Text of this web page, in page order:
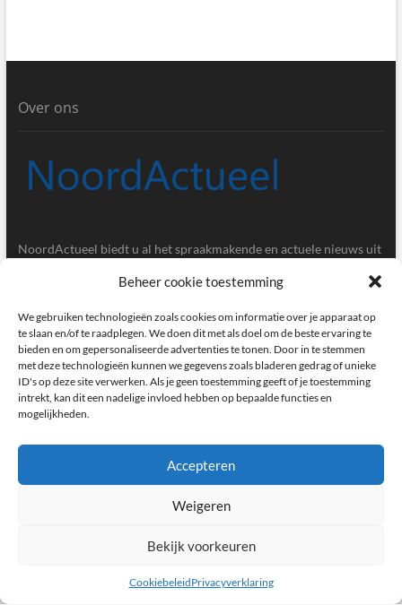
Beheer cookie toestemming
We gebruiken technologieën zoals cookies om informatie over je apparaat op
te slaan en/of te raadplegen. We doen dit met als doel om de beste ervaring te
bieden en om gepersonaliseerde advertenties te tonen. Door in te stemmen
met deze technologieën kunnen we gegevens zoals bladeren gedrag of unieke
ID's op deze site verwerken. Als je geen toestemming geeft of je toestemming
intrekt, kan dit een nadelige invloed hebben op bepaalde functies en
mogelijkheden.
Accepteren
Weigeren
Bekijk voorkeuren
CookiebeleidPrivacyverklaring
Over ons
NoordActueel biedt u al het spraakmakende en actuele nieuws uit
Gegevens
Postbus 5020, 9700GA, Groningen
redactie@noordactueel.nl